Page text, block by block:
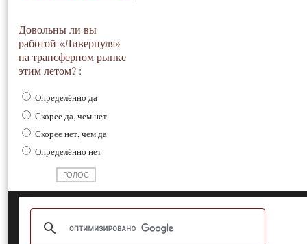
Довольны ли вы
работой «Ливерпуля»
на трансферном рынке
этим летом? :
Определённо да
Скорее да, чем нет
Скорее нет, чем да
Определённо нет